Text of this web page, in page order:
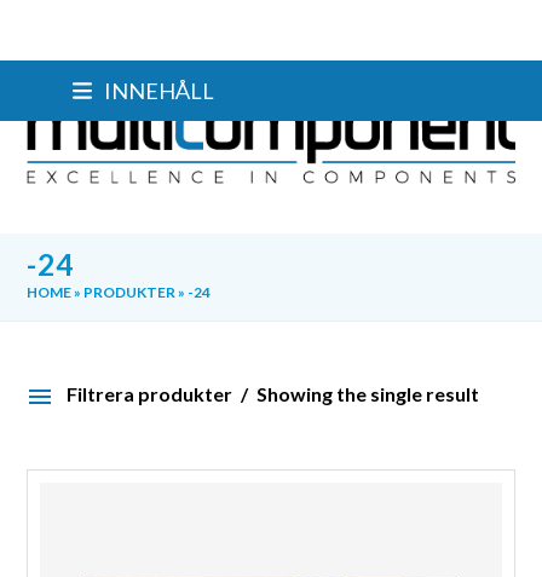
INNEHÅLL
-24
HOME» PRODUKTER» -24
Filtrera produkter Showing the single result